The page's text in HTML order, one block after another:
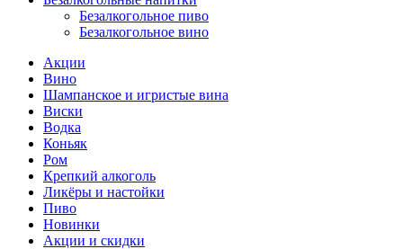
Безалкогольное пиво
Безалкогольное вино
Акции
Вино
Шампанское и игристые вина
Виски
Водка
Коньяк
Ром
Крепкий алкоголь
Ликёры и настойки
Пиво
Новинки
Акции и скидки